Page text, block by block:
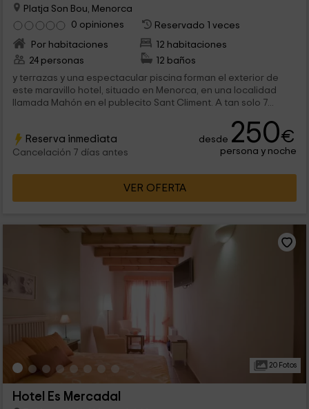
Platja Son Bou, Menorca
0 opiniones
Reservado 1 veces
Por habitaciones
12 habitaciones
24 personas
12 baños
y terrazas y una espectacular piscina forman el exterior de
este maravillo hotel, situado en Menorca, en una localidad
llamada Mahón en el publecito Sant Climent. A tan solo 7...
Reserva inmediata
Cancelación 7 días antes
desde 250€
persona y noche
VER OFERTA
20 Fotos
Hotel Es Mercadal